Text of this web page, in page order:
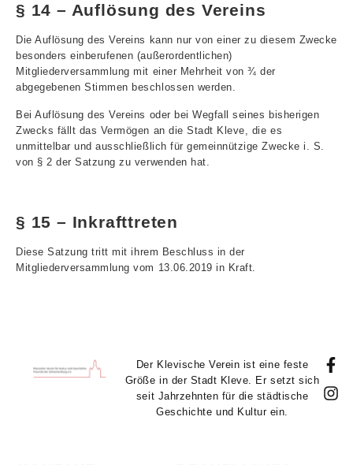
§ 14 – Auflösung des Vereins
Die Auflösung des Vereins kann nur von einer zu diesem Zwecke
besonders einberufenen (außerordentlichen)
Mitgliederversammlung mit einer Mehrheit von ¾ der
abgegebenen Stimmen beschlossen werden.
Bei Auflösung des Vereins oder bei Wegfall seines bisherigen
Zwecks fällt das Vermögen an die Stadt Kleve, die es
unmittelbar und ausschließlich für gemeinnützige Zwecke i. S.
von § 2 der Satzung zu verwenden hat.
§ 15 – Inkrafttreten
Diese Satzung tritt mit ihrem Beschluss in der
Mitgliederversammlung vom 13.06.2019 in Kraft.
Der Klevische Verein ist eine feste
Größe in der Stadt Kleve. Er setzt sich
seit Jahrzehnten für die städtische
Geschichte und Kultur ein.